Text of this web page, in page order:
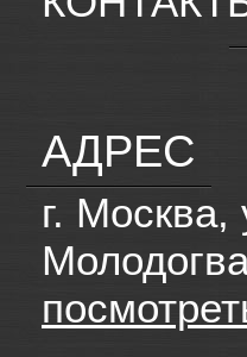
АДРЕС
г. Москва,